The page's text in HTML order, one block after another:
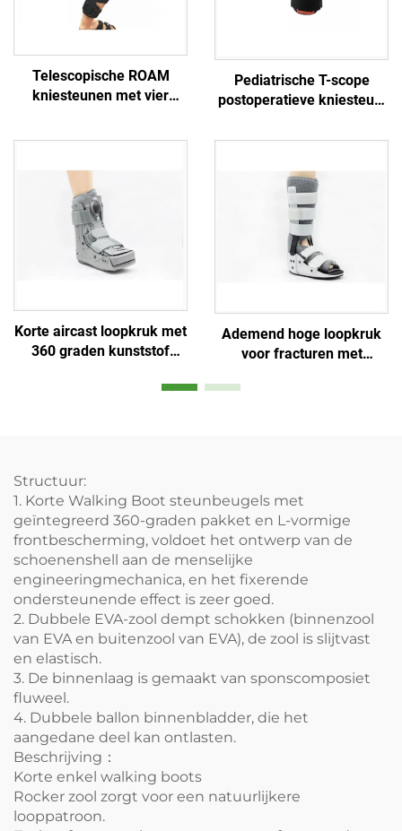
Telescopische ROAM
kniesteunen met vier
Pediatrische T-scope
postoperatieve kniesteun,
Korte aircast loopkruk met
360 graden kunststof
ballon binnenbladder
Ademend hoge loopkruk
voor fracturen met
Structuur:
1. Korte Walking Boot steunbeugels met
geïntegreerd 360-graden pakket en L-vormige
frontbescherming, voldoet het ontwerp van de
schoenenshell aan de menselijke
engineeringmechanica, en het fixerende
ondersteunende effect is zeer goed.
2. Dubbele EVA-zool dempt schokken (binnenzool
van EVA en buitenzool van EVA), de zool is slijtvast
en elastisch.
3. De binnenlaag is gemaakt van sponscomposiet
fluweel.
4. Dubbele ballon binnenbladder, die het
aangedane deel kan ontlasten.
Beschrijving：
Korte enkel walking boots
Rocker zool zorgt voor een natuurlijkere
looppatroon.